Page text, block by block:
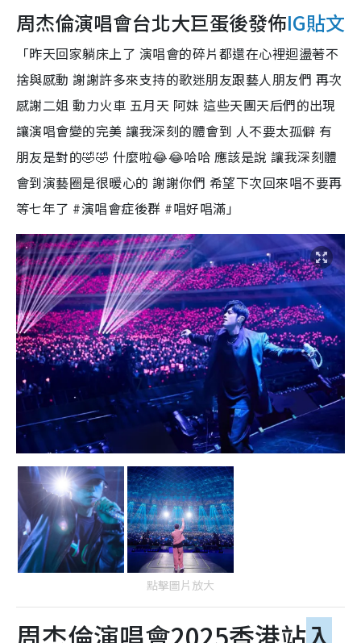
周杰倫演唱會台北大巨蛋後發佈IG貼文
「昨天回家躺床上了 演唱會的碎片都還在心裡迴盪著不
捨與感動 謝謝許多來支持的歌迷朋友跟藝人朋友們 再次
感謝二姐 動力火車 五月天 阿妹 這些天團天后們的出現
讓演唱會變的完美 讓我深刻的體會到 人不要太孤僻 有
朋友是對的🤣🤣 什麼啦😂😂哈哈 應該是說 讓我深刻體
會到演藝圈是很暖心的 謝謝你們 希望下次回來唱不要再
等七年了 #演唱會症後群 #唱好唱滿」
點擊圖片放大